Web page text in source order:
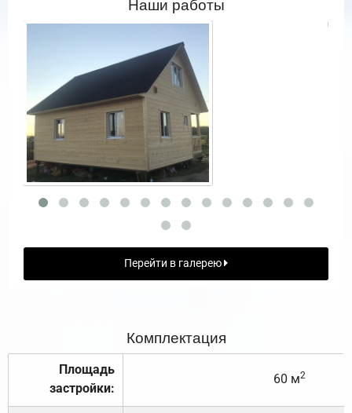
Перейти в галерею
Комплектация
Площадь
застройки:
60 м2